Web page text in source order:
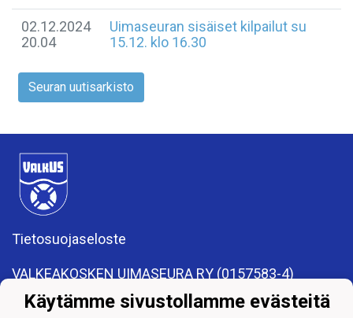
02.12.2024
20.04
Uimaseuran sisäiset kilpailut su
15.12. klo 16.30
Seuran uutisarkisto
Tietosuojaseloste
VALKEAKOSKEN UIMASEURA RY (0157583-4)
Apiankatu 7, 37600 Valkeakoski
Käytämme sivustollamme evästeitä